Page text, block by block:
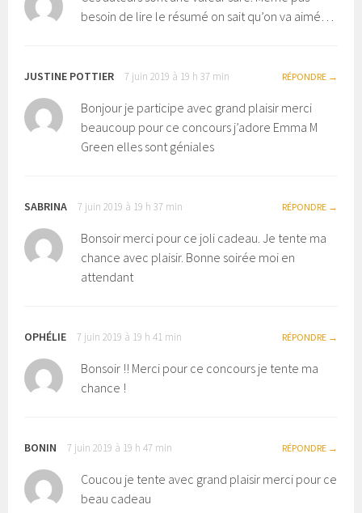
besoin de lire le résumé on sait qu’on va aimé…
JUSTINE POTTIER 7 juin 2019 à 19 h 37 min RÉPONDRE
Bonjour je participe avec grand plaisir merci
beaucoup pour ce concours j’adore Emma M
Green elles sont géniales
SABRINA 7 juin 2019 à 19 h 37 min RÉPONDRE
Bonsoir merci pour ce joli cadeau. Je tente ma
chance avec plaisir. Bonne soirée moi en
attendant
OPHÉLIE 7 juin 2019 à 19 h 41 min RÉPONDRE
Bonsoir !! Merci pour ce concours je tente ma
chance !
BONIN 7 juin 2019 à 19 h 47 min RÉPONDRE
Coucou je tente avec grand plaisir merci pour ce
beau cadeau